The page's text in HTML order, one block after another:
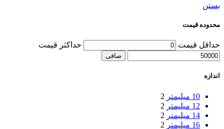
بستن
محدوده قیمت
حداقل قیمت حداكثر قيمت
صافی
اندازه
10 میلیمتر
2
12 میلیمتر
2
14 میلیمتر
2
16 میلیمتر
2